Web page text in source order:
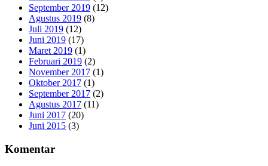
September 2019 (12)
Agustus 2019 (8)
Juli 2019 (12)
Juni 2019 (17)
Maret 2019 (1)
Februari 2019 (2)
November 2017 (1)
Oktober 2017 (1)
September 2017 (2)
Agustus 2017 (11)
Juni 2017 (20)
Juni 2015 (3)
Komentar